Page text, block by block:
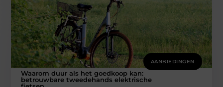
AANBIEDINGEN
Waarom duur als het goedkoop kan:
betrouwbare tweedehands elektrische